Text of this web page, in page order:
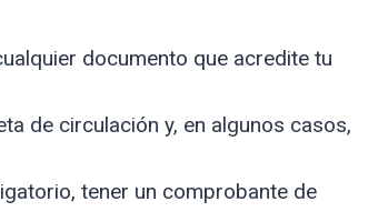
documento que acredite tu
de circulación y, en algunos casos,
tener un comprobante de